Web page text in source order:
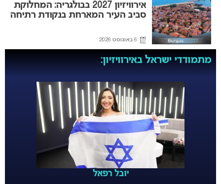
אירוויזיון 2027 בבולגריה: המחלוקת
סביב העיר המארחת בנקודת רתיחה
6 באוגוסט 2026
מתמודדי ישראל באירוויזיון:
יובל רפאל